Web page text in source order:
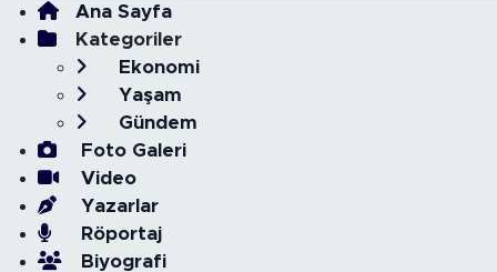
Ana Sayfa
Kategoriler
Ekonomi
Yaşam
Gündem
Foto Galeri
Video
Yazarlar
Röportaj
Biyografi